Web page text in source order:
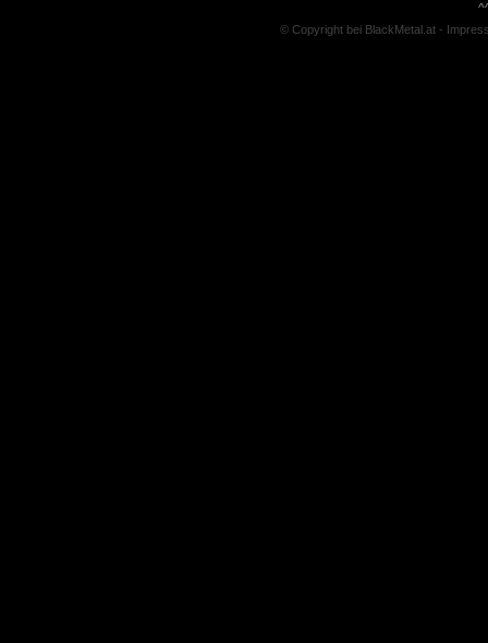
© Copyright bei BlackMetal.at -